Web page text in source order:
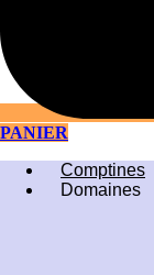
PANIER
Comptines
Domaines